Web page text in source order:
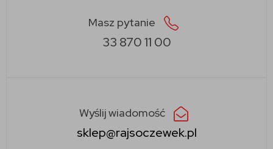
Masz pytanie
33 870 11 00
Wyślij wiadomość
sklep@rajsoczewek.pl